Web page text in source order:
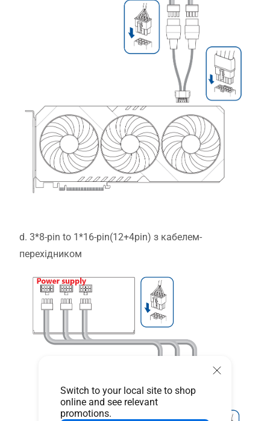
Switch to your local site to shop
online and see relevant
promotions.
d. 3*8-pin to 1*16-pin(12+4pin) з кабелем-
перехідником